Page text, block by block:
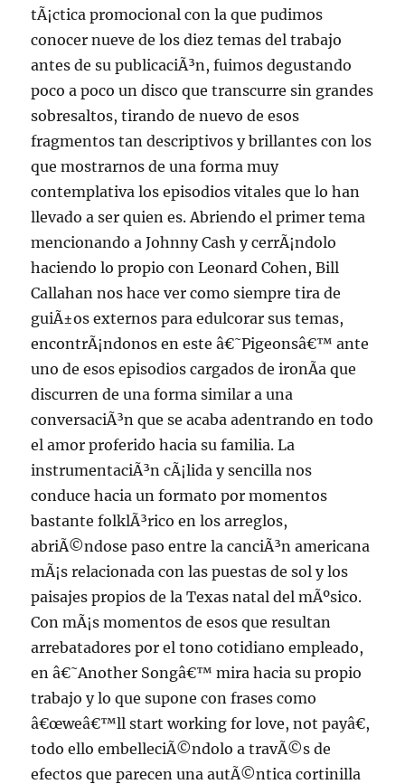
tÃ¡ctica promocional con la que pudimos
conocer nueve de los diez temas del trabajo
antes de su publicaciÃ³n, fuimos degustando
poco a poco un disco que transcurre sin grandes
sobresaltos, tirando de nuevo de esos
fragmentos tan descriptivos y brillantes con los
que mostrarnos de una forma muy
contemplativa los episodios vitales que lo han
llevado a ser quien es. Abriendo el primer tema
mencionando a Johnny Cash y cerrÃ¡ndolo
haciendo lo propio con Leonard Cohen, Bill
Callahan nos hace ver como siempre tira de
guiÃ±os externos para edulcorar sus temas,
encontrÃ¡ndonos en este â€˜Pigeonsâ€™ ante
uno de esos episodios cargados de ironÃ­a que
discurren de una forma similar a una
conversaciÃ³n que se acaba adentrando en todo
el amor proferido hacia su familia. La
instrumentaciÃ³n cÃ¡lida y sencilla nos
conduce hacia un formato por momentos
bastante folklÃ³rico en los arreglos,
abriÃ©ndose paso entre la canciÃ³n americana
mÃ¡s relacionada con las puestas de sol y los
paisajes propios de la Texas natal del mÃºsico.
Con mÃ¡s momentos de esos que resultan
arrebatadores por el tono cotidiano empleado,
en â€˜Another Songâ€™ mira hacia su propio
trabajo y lo que supone con frases como
â€œweâ€™ll start working for love, not payâ€,
todo ello embelleciÃ©ndolo a travÃ©s de
efectos que parecen una autÃ©ntica cortinilla